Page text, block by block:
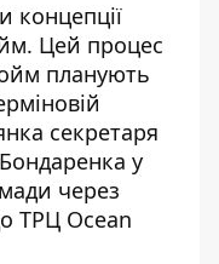
концепції
Цей процес
планують
секретаря
у
через
ТРЦ Ocean